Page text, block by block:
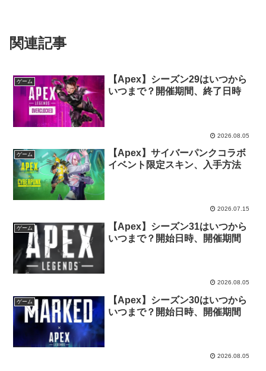
関連記事
ゲーム
【Apex】シーズン29はいつから
いつまで？開催期間、終了日時
2026.08.05
ゲーム
【Apex】サイバーパンクコラボ
イベント限定スキン、入手方法
2026.07.15
ゲーム
【Apex】シーズン31はいつから
いつまで？開始日時、開催期間
2026.08.05
ゲーム
【Apex】シーズン30はいつから
いつまで？開始日時、開催期間
2026.08.05